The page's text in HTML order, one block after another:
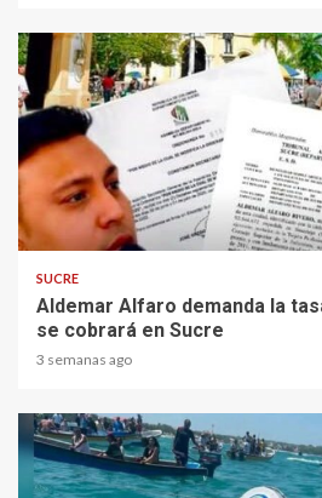
2 min read
SUCRE
Aldemar Alfaro demanda la
se cobrará en Sucre
3 semanas ago